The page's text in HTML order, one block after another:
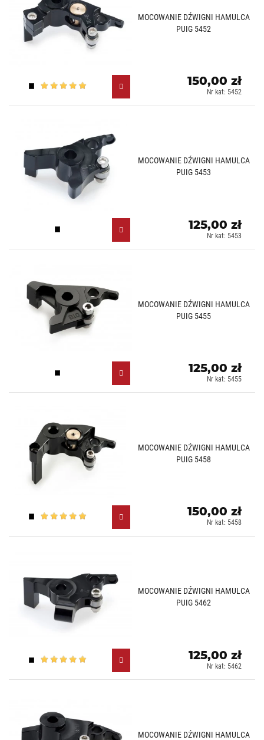
MOCOWANIE DŹWIGNI HAMULCA
PUIG 5452
Czarny (N)
150,00 zł
Nr kat: 5452
MOCOWANIE DŹWIGNI HAMULCA
PUIG 5453
Czarny (N)
125,00 zł
Nr kat: 5453
MOCOWANIE DŹWIGNI HAMULCA
PUIG 5455
Czarny (N)
125,00 zł
Nr kat: 5455
MOCOWANIE DŹWIGNI HAMULCA
PUIG 5458
Czarny (N)
150,00 zł
Nr kat: 5458
MOCOWANIE DŹWIGNI HAMULCA
PUIG 5462
Czarny (N)
125,00 zł
Nr kat: 5462
MOCOWANIE DŹWIGNI HAMULCA